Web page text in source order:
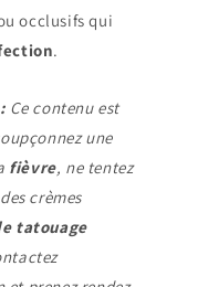
occlusifs qui
.
Ce contenu est
une
fièvre, ne tentez
crèmes
tatouage